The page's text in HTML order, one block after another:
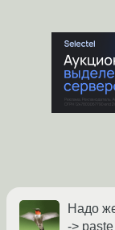
Надо
->